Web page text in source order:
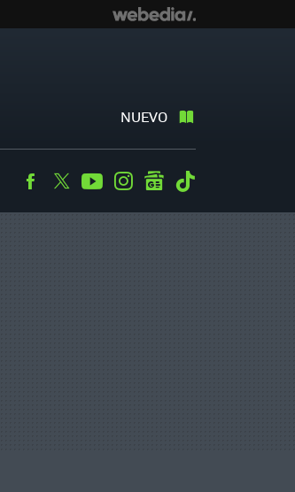
NUEVO
Facebook
TwitterYoutubeInstagramgooglenews